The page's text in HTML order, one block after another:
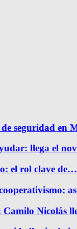
de seguridad en
llega el
el rol clave de…
Camilo Nicolás